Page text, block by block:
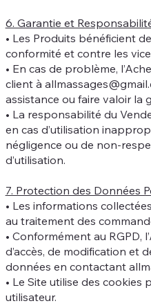
6. Garantie et
• Les Produits bénéficient
conformité et contre les
• En cas de problème,
client à
assistance ou faire valoir la
• La responsabilité du
en cas d’utilisation
négligence ou de non-
d’utilisation.
7. Protection des Données
• Les informations
au traitement des
• Conformément au RGPD,
d’accès, de modification et
données en contactant
• Le Site utilise des cookies
utilisateur.